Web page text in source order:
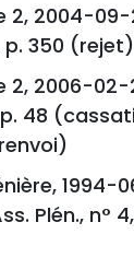
2, 2004-09-
p. 350 (rejet)
2, 2006-02-
p. 48
1994-
Plén., n°